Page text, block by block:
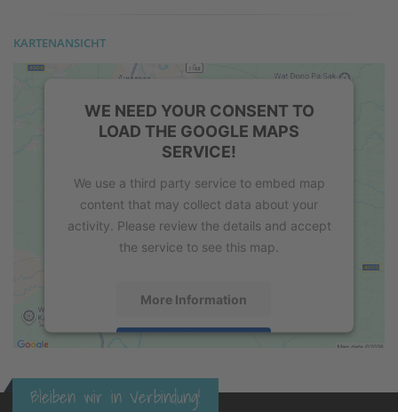
KARTENANSICHT
WE NEED YOUR CONSENT TO
LOAD THE GOOGLE MAPS
SERVICE!
We use a third party service to embed map
content that may collect data about your
activity. Please review the details and accept
the service to see this map.
More Information
powered byUsercentrics Consent
Management Platform&eRecht24
Bleiben wir in Verbindung!